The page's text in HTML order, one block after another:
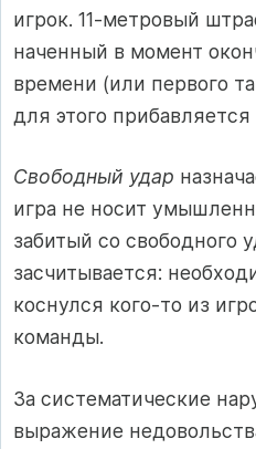
игрок. 11-метровый
наченный в момент
времени (или первого
для этого
Свободный удар
игра не носит
забитый со свободного
засчитывается:
коснулся кого-то из
команды.
За систематические
выражение